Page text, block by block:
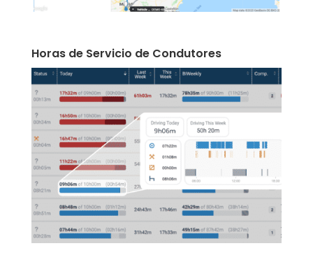
Horas de Servicio de Condutores